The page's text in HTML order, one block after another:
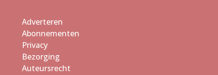
Adverteren
Abonnementen
Privacy
Bezorging
Auteursrecht